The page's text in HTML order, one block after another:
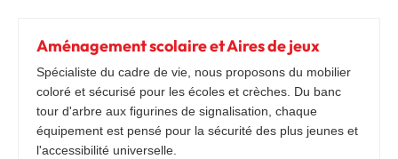
Aménagement scolaire et Aires de jeux
Spécialiste du cadre de vie, nous proposons du mobilier
coloré et sécurisé pour les écoles et crèches. Du banc
tour d'arbre aux figurines de signalisation, chaque
équipement est pensé pour la sécurité des plus jeunes et
l'accessibilité universelle.